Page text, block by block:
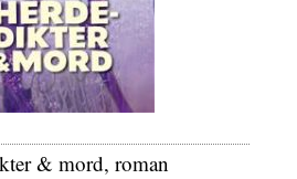
& mord, roman